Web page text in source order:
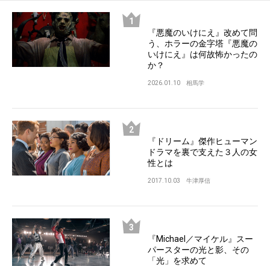
『悪魔のいけにえ』改めて問
う、ホラーの金字塔『悪魔の
いけにえ』は何故怖かったの
か？
2026.01.10 相馬学
『ドリーム』傑作ヒューマン
ドラマを裏で支えた３人の女
性とは
2017.10.03 牛津厚信
『Michael／マイケル』スー
パースターの光と影、その
「光」を求めて